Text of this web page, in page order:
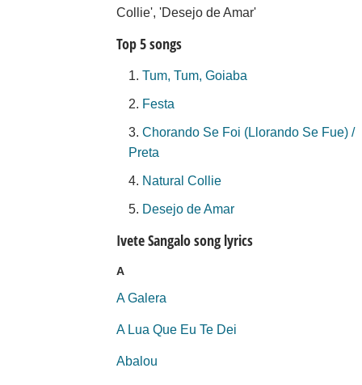
Collie', 'Desejo de Amar'
Top 5 songs
Tum, Tum, Goiaba
Festa
Chorando Se Foi (Llorando Se Fue) /
Preta
Natural Collie
Desejo de Amar
Ivete Sangalo song lyrics
A
A Galera
A Lua Que Eu Te Dei
Abalou